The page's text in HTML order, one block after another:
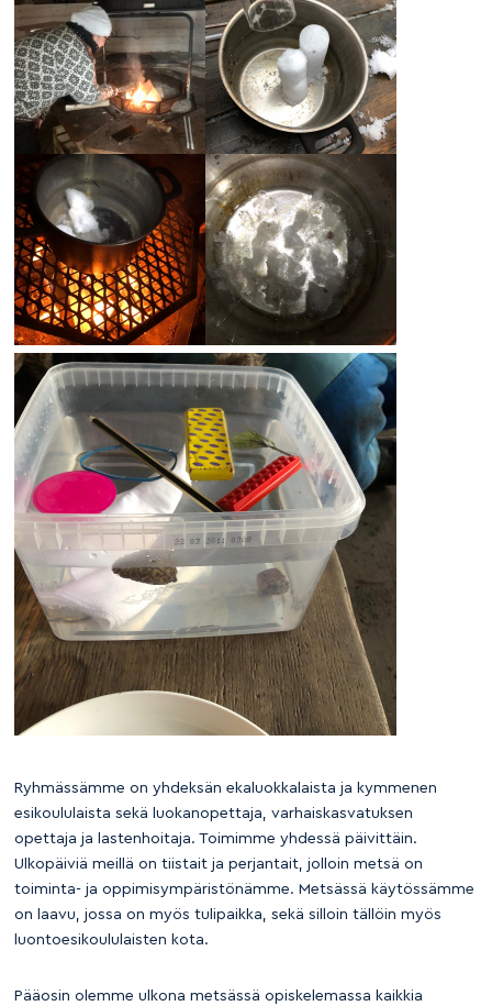
Ryhmässämme on yhdeksän ekaluokkalaista ja kymmenen
esikoululaista sekä luokanopettaja, varhaiskasvatuksen
opettaja ja lastenhoitaja. Toimimme yhdessä päivittäin.
Ulkopäiviä meillä on tiistait ja perjantait, jolloin metsä on
toiminta- ja oppimisympäristönämme. Metsässä käytössämme
on laavu, jossa on myös tulipaikka, sekä silloin tällöin myös
luontoesikoululaisten kota.
Pääosin olemme ulkona metsässä opiskelemassa kaikkia